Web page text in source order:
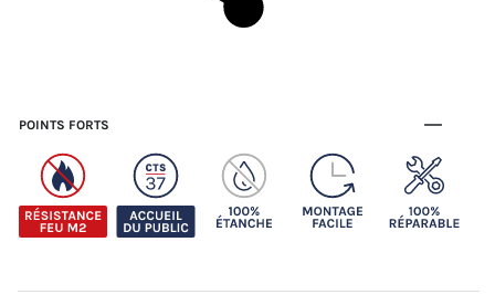
POINTS FORTS